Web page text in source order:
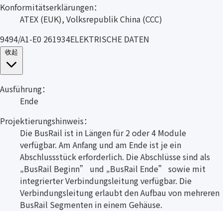
Konformitätserklärungen：
ATEX (EUK), Volksrepublik China (CCC)
9494/A1-E0 261934ELEKTRISCHE DATEN
Ausführung：
Ende
Projektierungshinweis：
Die BusRail ist in Längen für 2 oder 4 Module
verfügbar. Am Anfang und am Ende ist je ein
Abschlussstück erforderlich. Die Abschlüsse sind als
„BusRail Beginn” und „BusRail Ende” sowie mit
integrierter Verbindungsleitung verfügbar. Die
Verbindungsleitung erlaubt den Aufbau von mehreren
BusRail Segmenten in einem Gehäuse.